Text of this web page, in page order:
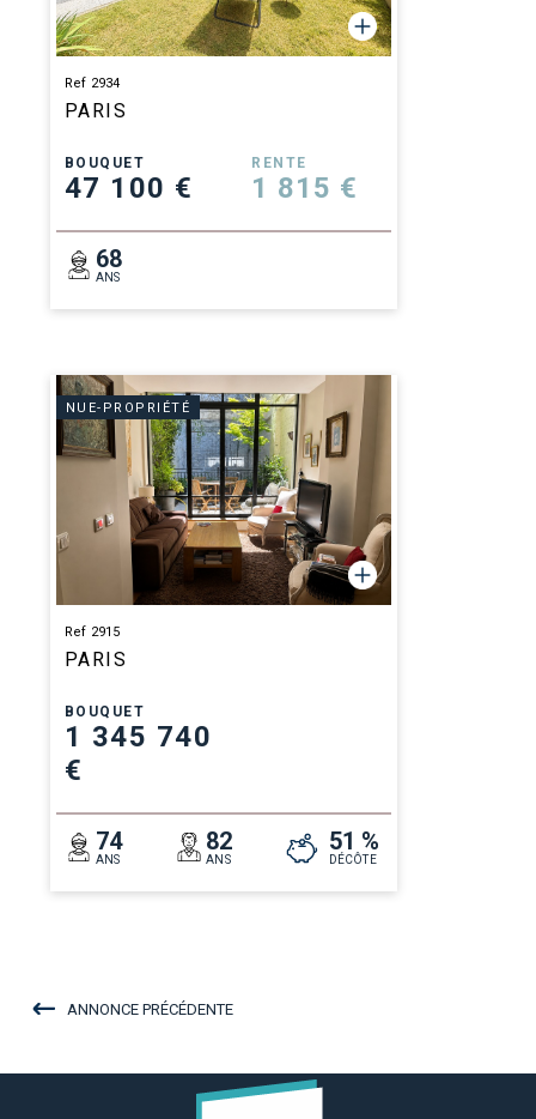
Ref 2934
PARIS
BOUQUET
47 100 €
RENTE
1 815 €
68
ANS
NUE-PROPRIÉTÉ
Ref 2915
PARIS
BOUQUET
1 345 740
€
74
ANS
82
ANS
51 %
DÉCÔTE
ANNONCE PRÉCÉDENTE